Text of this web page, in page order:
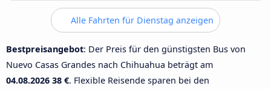
Alle Fahrten für Dienstag anzeigen
Bestpreisangebot: Der Preis für den günstigsten Bus von
Nuevo Casas Grandes nach Chihuahua beträgt am
04.08.2026 38 €. Flexible Reisende sparen bei den